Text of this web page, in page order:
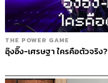
THE POWER GAME
อุ๊งอิ๊ง-เศรษฐา ใครคือตัวจริง?